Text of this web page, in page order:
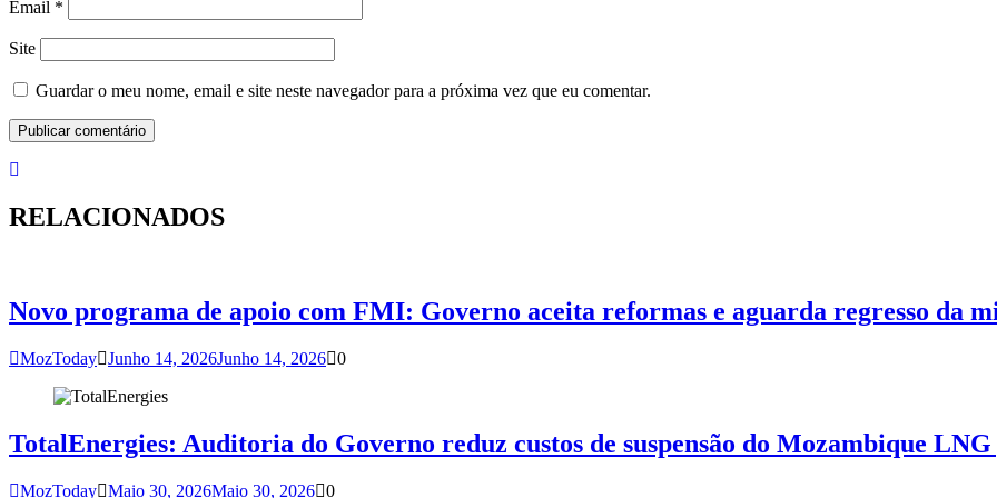
Email *
Site
Guardar o meu nome, email e site neste navegador para a próxima vez que eu comentar.
RELACIONADOS
Novo programa de apoio com FMI: Governo aceita reformas e aguarda regresso da
MozToday Junho 14, 2026Junho 14, 2026 0
TotalEnergies: Auditoria do Governo reduz custos de suspensão do Mozambique
MozToday Maio 30, 2026Maio 30, 2026 0